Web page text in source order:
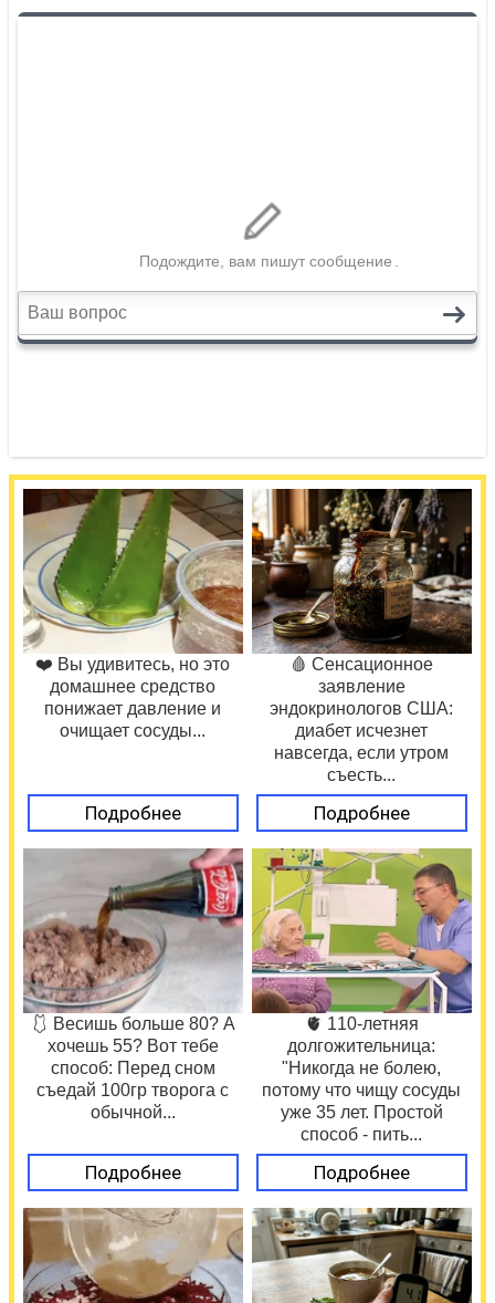
❤️ Вы удивитесь, но это
домашнее средство
понижает давление и
очищает сосуды...
Подробнее
🩸 Сенсационное
заявление
эндокринологов США:
диабет исчезнет
навсегда, если утром
съесть...
Подробнее
🩱 Весишь больше 80? А
хочешь 55? Вот тебе
способ: Перед сном
съедай 100гр творога с
обычной...
Подробнее
🫀 110-летняя
долгожительница:
"Никогда не болею,
потому что чищу сосуды
уже 35 лет. Простой
способ - пить...
Подробнее